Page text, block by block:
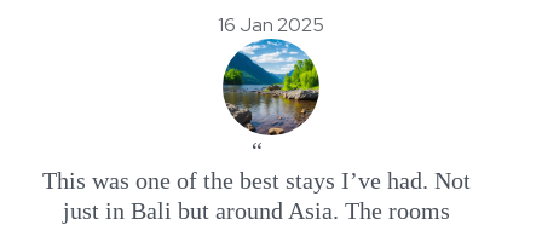
16 Jan 2025
“
This was one of the best stays I’ve had. Not
just in Bali but around Asia. The rooms